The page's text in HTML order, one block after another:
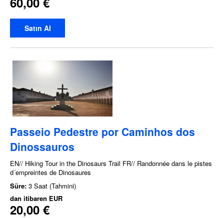
Satın Al
Passeio Pedestre por Caminhos dos
Dinossauros
EN// Hiking Tour in the Dinosaurs Trail FR// Randonnée dans le pistes
d´empreintes de Dinosaures
Süre: 3 Saat (Tahmini)
dan itibaren EUR
20,00 €